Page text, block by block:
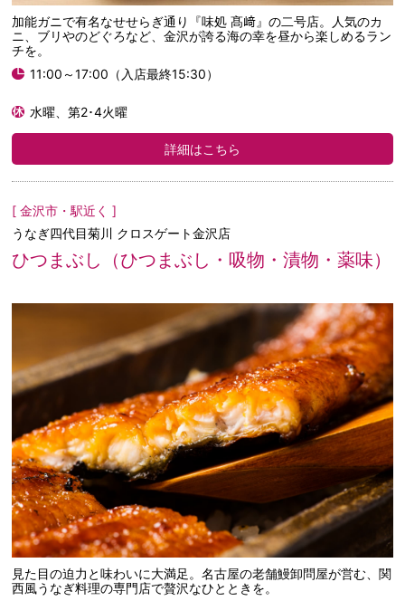
加能ガニで有名なせせらぎ通り『味処 髙﨑』の二号店。人気のカ
ニ、ブリやのどぐろなど、金沢が誇る海の幸を昼から楽しめるラン
チを。
11:00～17:00（入店最終15:30）
水曜、第2･4火曜
詳細はこちら
[ 金沢市・駅近く ]
うなぎ四代目菊川 クロスゲート金沢店
ひつまぶし（ひつまぶし・吸物・漬物・薬味）
見た目の迫力と味わいに大満足。名古屋の老舗鰻卸問屋が営む、関
西風うなぎ料理の専門店で贅沢なひとときを。